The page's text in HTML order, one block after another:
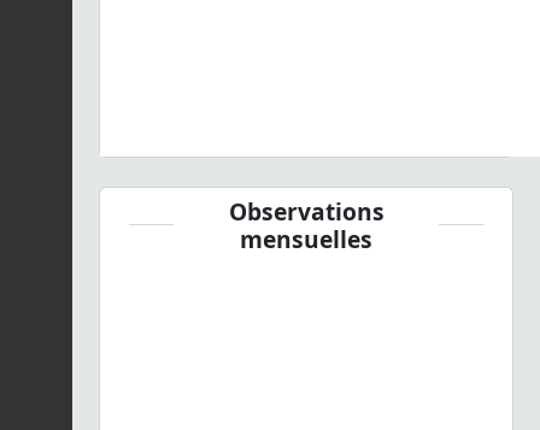
Observations
mensuelles